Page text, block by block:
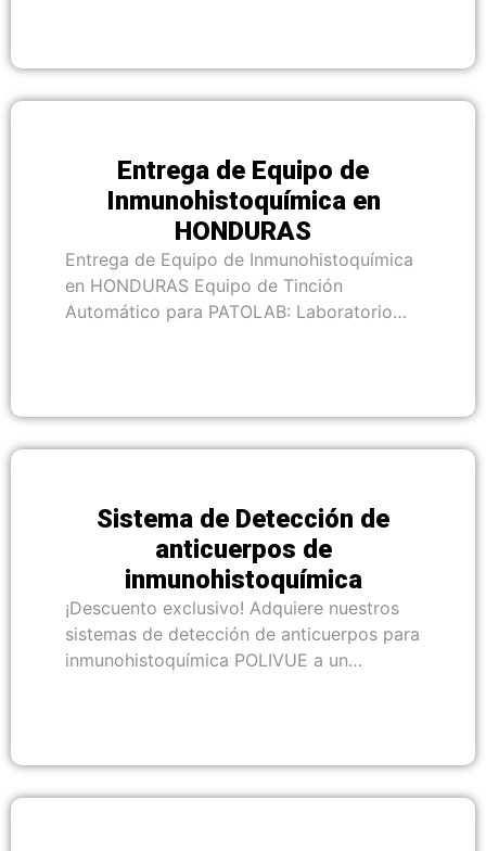
Entrega de Equipo de
Inmunohistoquímica en
HONDURAS
Entrega de Equipo de Inmunohistoquímica
en HONDURAS Equipo de Tinción
Automático para PATOLAB: Laboratorio…
Sistema de Detección de
anticuerpos de
inmunohistoquímica
¡Descuento exclusivo! Adquiere nuestros
sistemas de detección de anticuerpos para
inmunohistoquímica POLIVUE a un…